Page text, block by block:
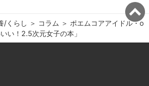
/くらし ＞ コラム ＞ ポエムコアアイドル・o
い！2.5次元女子の本」